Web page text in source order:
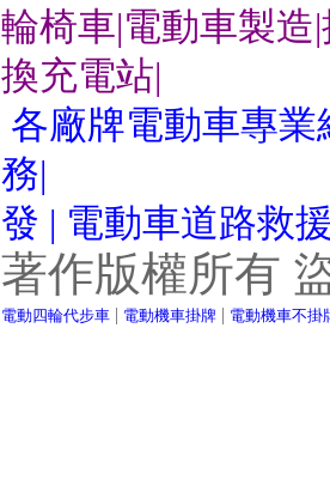
輪椅車|電動車製造
換充電站|
各廠牌電動車專
務|
發 | 電動車道路救
著作版權所有
電動四輪代步車 | 電動機車掛牌 | 電動機車不掛